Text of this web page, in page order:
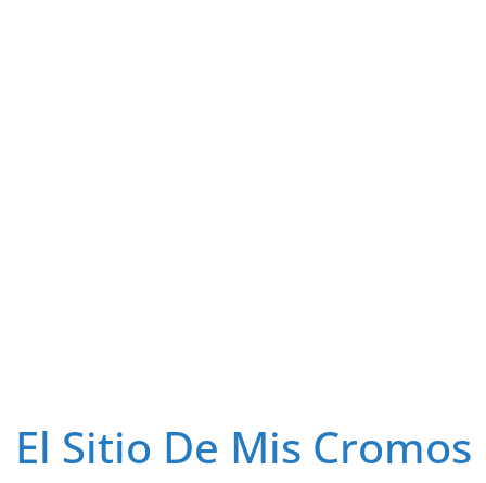
El Sitio De Mis Cromos